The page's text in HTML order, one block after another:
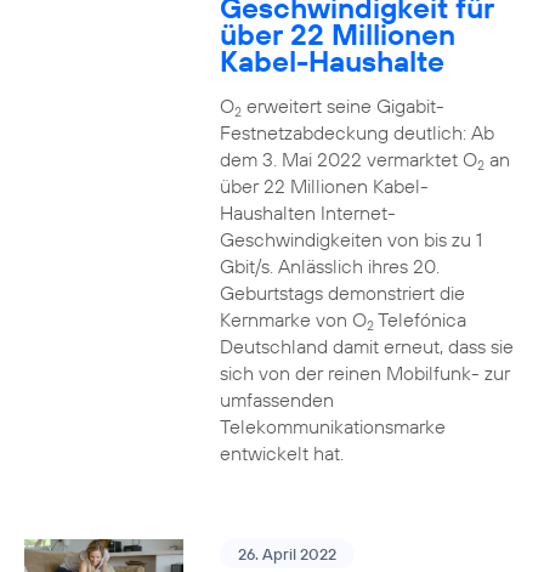
Geschwindigkeit für
über 22 Millionen
Kabel-Haushalte
O2erweitert seine Gigabit-
Festnetzabdeckung deutlich: Ab
dem 3. Mai 2022 vermarktet O2an
über 22 Millionen Kabel-
Haushalten Internet-
Geschwindigkeiten von bis zu 1
Gbit/s. Anlässlich ihres 20.
Geburtstags demonstriert die
Kernmarke von O2Telefónica
Deutschland damit erneut, dass sie
sich von der reinen Mobilfunk- zur
umfassenden
Telekommunikationsmarke
entwickelt hat.
26. April 2022